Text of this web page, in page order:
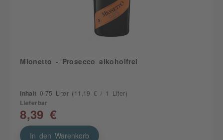
Mionetto - Prosecco alkoholfrei
Inhalt 0.75 Liter (11,19 € / 1 Liter)
Lieferbar
8,39 €
In den Warenkorb